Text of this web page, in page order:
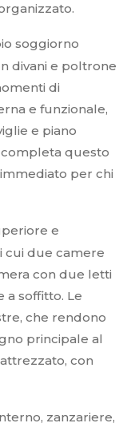
soggiorno
divani e poltrone
di
e funzionale,
e piano
completa questo
per chi
e
cui due camere
con due letti
a soffitto. Le
che rendono
principale al
con
zanzariere,